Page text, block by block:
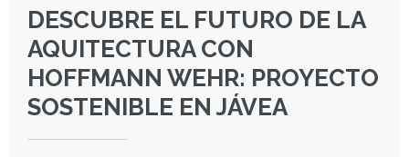
DESCUBRE EL FUTURO DE LA
AQUITECTURA CON
HOFFMANN WEHR: PROYECTO
SOSTENIBLE EN JÁVEA